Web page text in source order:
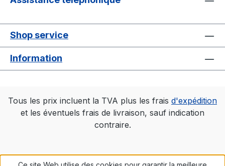
Shop service
Information
Tous les prix incluent la TVA plus les frais d'expédition
et les éventuels frais de livraison, sauf indication
contraire.